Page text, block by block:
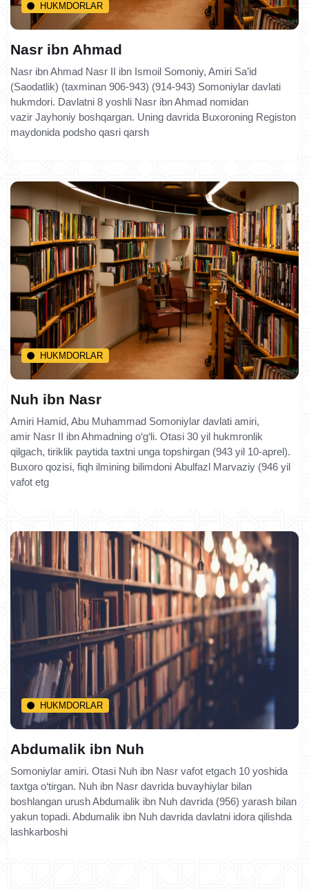
HUKMDORLAR
Nasr ibn Ahmad
Nasr ibn Ahmad Nasr II ibn Ismoil Somoniy, Amiri Sa’id
(Saodatlik) (taxminan 906-943) (914-943) Somoniylar davlati
hukmdori. Davlatni 8 yoshli Nasr ibn Ahmad nomidan
vazir Jayhoniy boshqargan. Uning davrida Buxoroning Registon
maydonida podsho qasri qarsh
HUKMDORLAR
Nuh ibn Nasr
Amiri Hamid, Abu Muhammad Somoniylar davlati amiri,
amir Nasr II ibn Ahmadning o‘g‘li. Otasi 30 yil hukmronlik
qilgach, tiriklik paytida taxtni unga topshirgan (943 yil 10-aprel).
Buxoro qozisi, fiqh ilmining bilimdoni Abulfazl Marvaziy (946 yil
vafot etg
HUKMDORLAR
Abdumalik ibn Nuh
Somoniylar amiri. Otasi Nuh ibn Nasr vafot etgach 10 yoshida
taxtga o‘tirgan. Nuh ibn Nasr davrida buvayhiylar bilan
boshlangan urush Abdumalik ibn Nuh davrida (956) yarash bilan
yakun topadi. Abdumalik ibn Nuh davrida davlatni idora qilishda
lashkarboshi